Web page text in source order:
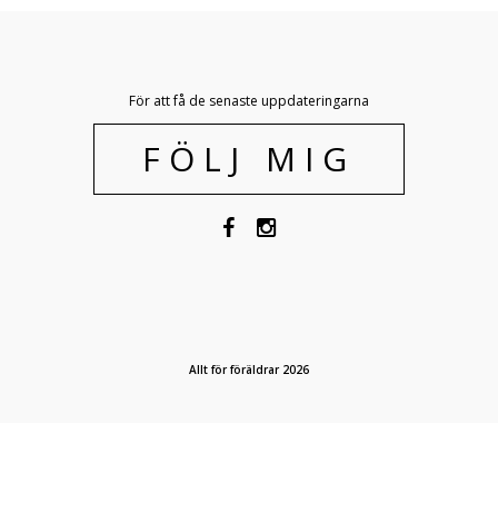
För att få de senaste uppdateringarna
FÖLJ MIG
Allt för föräldrar 2026